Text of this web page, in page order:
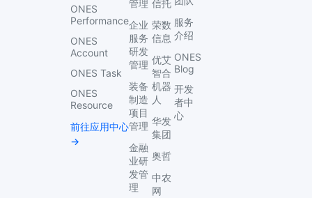
ONES
Performance
ONES
Account
ONES Task
ONES
Resource
前往应用中心
→
管理
企业
服务
研发
管理
装备
制造
项目
管理
金融
业研
发管
理
信托
荣数
信息
优艾
智合
机器
人
华发
集团
奥哲
中农
网
服务
介绍
ONES
Blog
开发
者中
心